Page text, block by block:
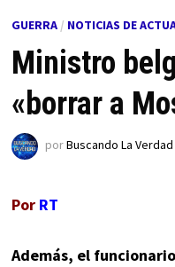
GUERRA/ NOTICIAS DE
Ministro
«borrar a
porBuscando La Verdad
Por RT
Además, el